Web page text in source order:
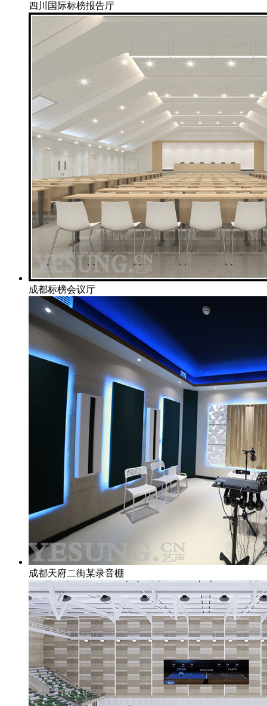
四川国际标榜报告厅
成都标榜会议厅
成都天府二街某录音棚